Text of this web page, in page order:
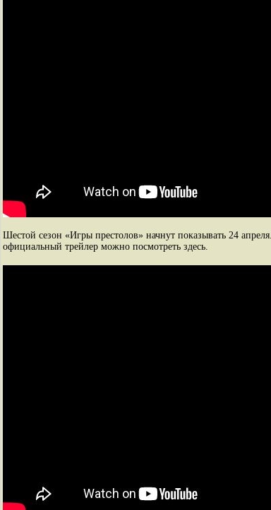
Шестой сезон «Игры престолов» начнут показывать 24
официальный трейлер можно посмотреть здесь.